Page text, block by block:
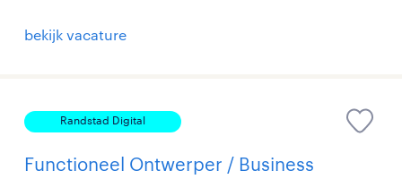
bekijk vacature
Randstad Digital
Functioneel Ontwerper / Business